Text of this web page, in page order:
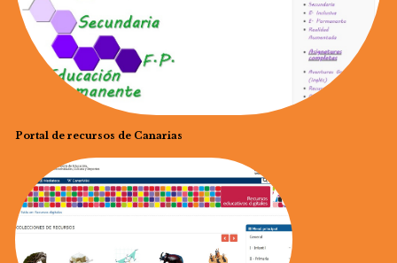
Portal de recursos de Canarias